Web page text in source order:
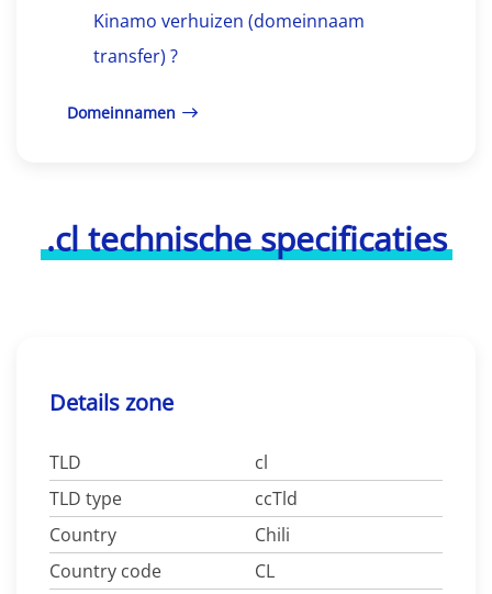
Kinamo verhuizen (domeinnaam
transfer) ?
Domeinnamen
.cl technische specificaties
Details zone
TLD
cl
TLD type
ccTld
Country
Chili
Country code
CL